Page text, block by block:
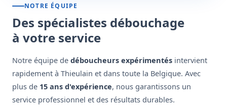
NOTRE ÉQUIPE
Des spécialistes débouchage
à votre service
Notre équipe de déboucheurs expérimentés intervient
rapidement à Thieulain et dans toute la Belgique. Avec
plus de 15 ans d'expérience, nous garantissons un
service professionnel et des résultats durables.